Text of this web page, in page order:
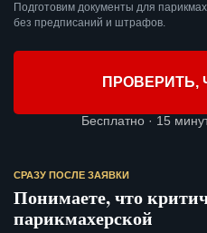
Подготовим документы для
без предписаний и штрафов.
ПРОВЕРИТЬ,
Бесплатно · 15
СРАЗУ ПОСЛЕ ЗАЯВКИ
Понимаете, что
парикмахерской